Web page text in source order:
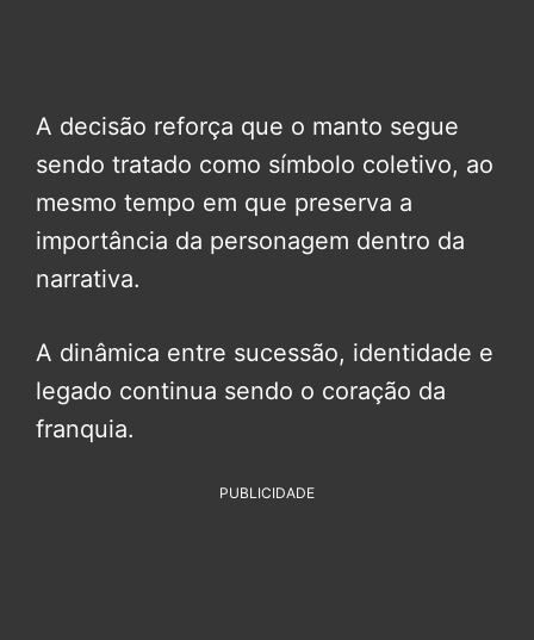
A decisão reforça que o manto segue
sendo tratado como símbolo coletivo, ao
mesmo tempo em que preserva a
importância da personagem dentro da
narrativa.
A dinâmica entre sucessão, identidade e
legado continua sendo o coração da
franquia.
PUBLICIDADE